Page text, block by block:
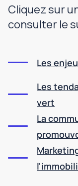
Cliquez sur
consulter le
Les
Les
vert
La